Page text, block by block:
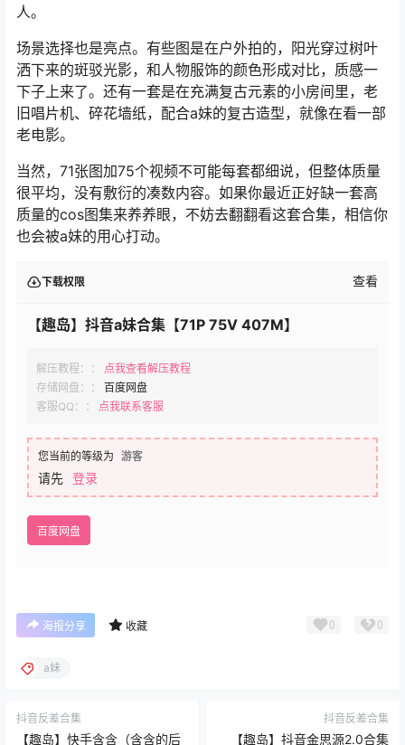
人。
场景选择也是亮点。有些图是在户外拍的，阳光穿过树叶
洒下来的斑驳光影，和人物服饰的颜色形成对比，质感一
下子上来了。还有一套是在充满复古元素的小房间里，老
旧唱片机、碎花墙纸，配合a妹的复古造型，就像在看一部
老电影。
当然，71张图加75个视频不可能每套都细说，但整体质量
很平均，没有敷衍的凑数内容。如果你最近正好缺一套高
质量的cos图集来养养眼，不妨去翻翻看这套合集，相信你
也会被a妹的用心打动。
下载权限 查看
【趣岛】抖音a妹合集【71P 75V 407M】
解压教程：：
点我查看解压教程
存储网盘：：
百度网盘
客服QQ：：
点我联系客服
您当前的等级为 游客
请先 登录
百度网盘
海报分享 收藏 0 0
a妹
抖音反差合集
【趣岛】快手含含（含含的后
抖音反差合集
【趣岛】抖音金思源2.0合集